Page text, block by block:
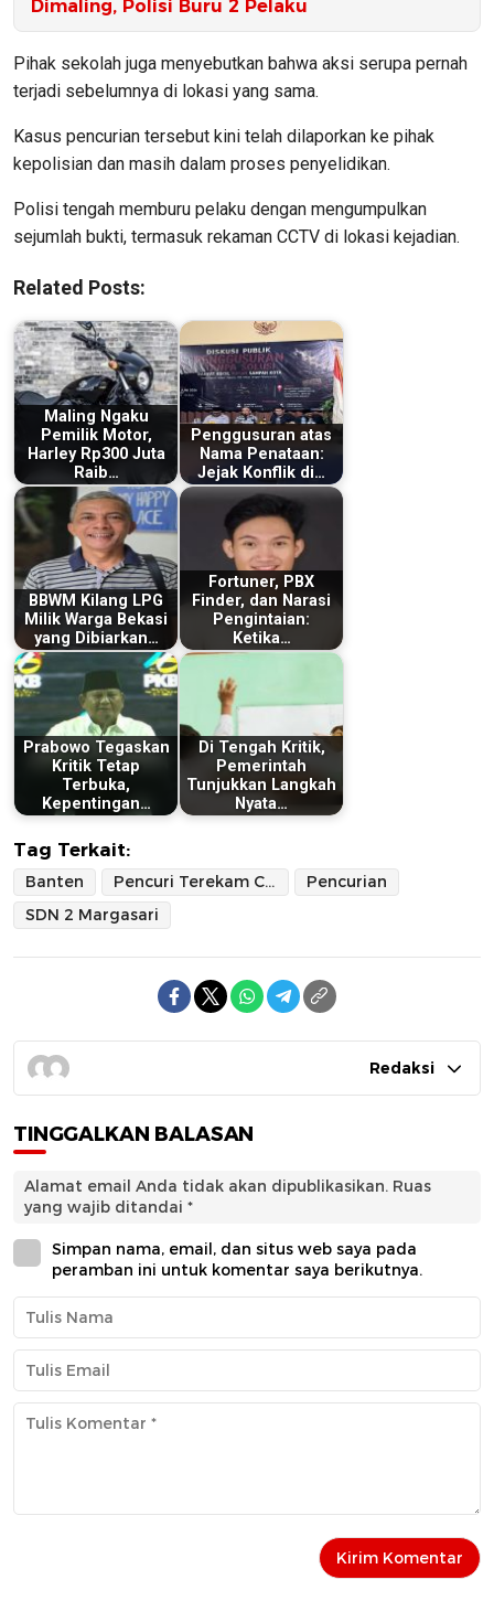
Dimaling, Polisi Buru 2 Pelaku
Pihak sekolah juga menyebutkan bahwa aksi serupa pernah
terjadi sebelumnya di lokasi yang sama.
Kasus pencurian tersebut kini telah dilaporkan ke pihak
kepolisian dan masih dalam proses penyelidikan.
Polisi tengah memburu pelaku dengan mengumpulkan
sejumlah bukti, termasuk rekaman CCTV di lokasi kejadian.
Related Posts:
Maling Ngaku
Pemilik Motor,
Harley Rp300 Juta
Raib…
Penggusuran atas
Nama Penataan:
Jejak Konflik di…
BBWM Kilang LPG
Milik Warga Bekasi
yang Dibiarkan…
Fortuner, PBX
Finder, dan Narasi
Pengintaian:
Ketika…
Prabowo Tegaskan
Kritik Tetap
Terbuka,
Kepentingan…
Di Tengah Kritik,
Pemerintah
Tunjukkan Langkah
Nyata…
Tag Terkait:
Banten Pencuri Terekam CCTV
Pencurian
SDN 2 Margasari
Redaksi
TINGGALKAN BALASAN
Alamat email Anda tidak akan dipublikasikan. Ruas
yang wajib ditandai *
Simpan nama, email, dan situs web saya pada
peramban ini untuk komentar saya berikutnya.